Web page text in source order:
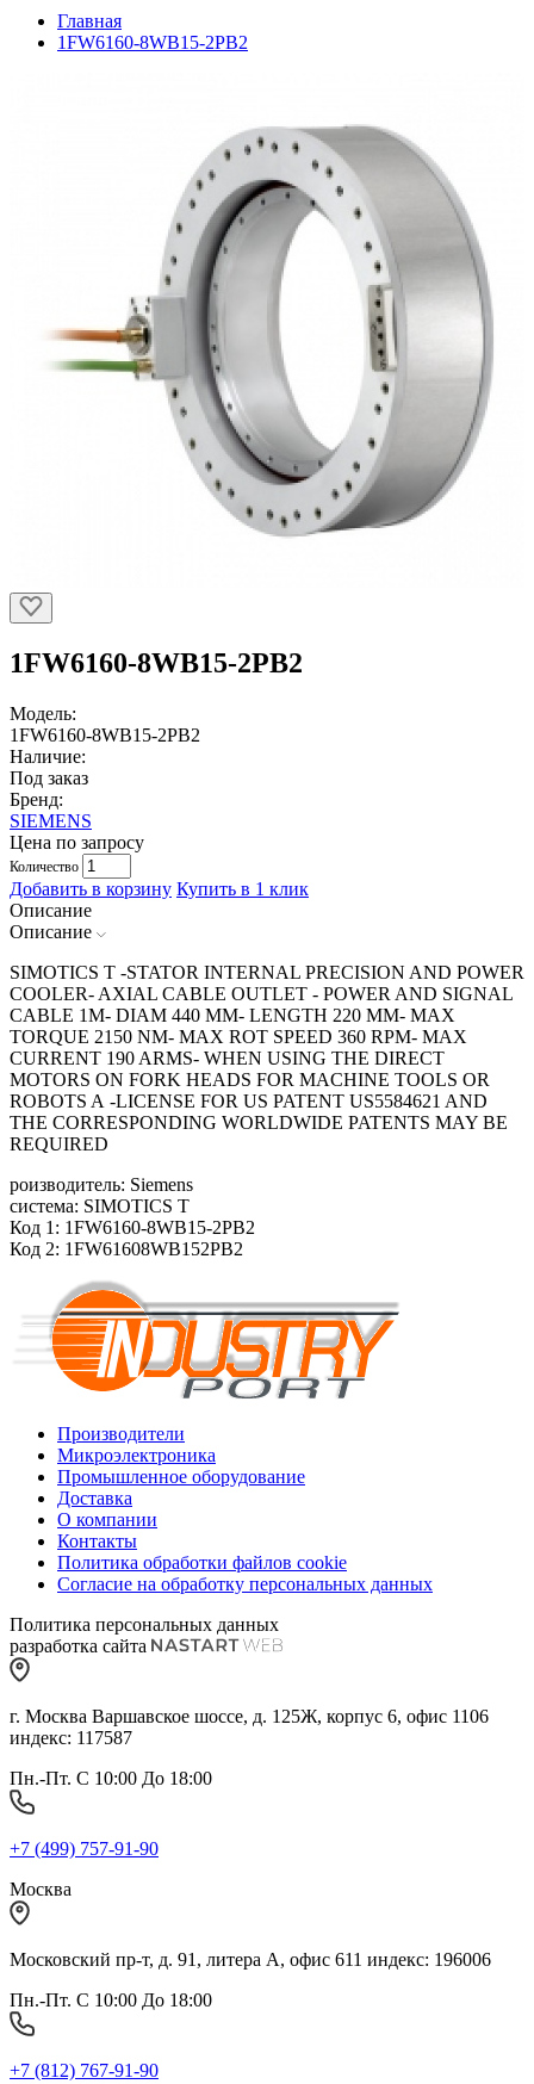
Главная
1FW6160-8WB15-2PB2
1FW6160-8WB15-2PB2
Модель:
1FW6160-8WB15-2PB2
Наличие:
Под заказ
Бренд:
SIEMENS
Цена по запросу
Количество
Добавить в корзину Купить в 1 клик
Описание
Описание
SIMOTICS T -STATOR INTERNAL PRECISION AND POWER
COOLER- AXIAL CABLE OUTLET - POWER AND SIGNAL
CABLE 1M- DIAM 440 MM- LENGTH 220 MM- MAX
TORQUE 2150 NM- MAX ROT SPEED 360 RPM- MAX
CURRENT 190 ARMS- WHEN USING THE DIRECT
MOTORS ON FORK HEADS FOR MACHINE TOOLS OR
ROBOTS A -LICENSE FOR US PATENT US5584621 AND
THE CORRESPONDING WORLDWIDE PATENTS MAY BE
REQUIRED
роизводитель: Siemens
система: SIMOTICS T
Код 1: 1FW6160-8WB15-2PB2
Код 2: 1FW61608WB152PB2
Производители
Микроэлектроника
Промышленное оборудование
Доставка
О компании
Контакты
Политика обработки файлов cookie
Согласие на обработку персональных данных
Политика персональных данных
разработка сайта
г. Москва Варшавское шоссе, д. 125Ж, корпус 6, офис 1106
индекс: 117587
Пн.-Пт. С 10:00 До 18:00
+7 (499) 757-91-90
Москва
Московский пр-т, д. 91, литера А, офис 611 индекс: 196006
Пн.-Пт. С 10:00 До 18:00
+7 (812) 767-91-90